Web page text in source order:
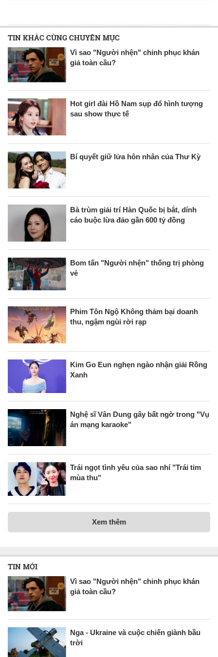
TIN KHÁC CÙNG CHUYÊN MỤC
Vì sao "Người nhện" chinh phục khán
giả toàn cầu?
Hot girl đài Hồ Nam sụp đổ hình tượng
sau show thực tế
Bí quyết giữ lửa hôn nhân của Thư Kỳ
Bà trùm giải trí Hàn Quốc bị bắt, dính
cáo buộc lừa đảo gần 600 tỷ đồng
Bom tấn "Người nhện" thống trị phòng
vé
Phim Tôn Ngộ Không thảm bại doanh
thu, ngậm ngùi rời rạp
Kim Go Eun nghẹn ngào nhận giải Rồng
Xanh
Nghệ sĩ Vân Dung gây bất ngờ trong "Vụ
án mạng karaoke"
Trái ngọt tình yêu của sao nhí "Trái tim
mùa thu"
Xem thêm
TIN MỚI
Vì sao "Người nhện" chinh phục khán
giả toàn cầu?
Nga - Ukraine và cuộc chiến giành bầu
trời